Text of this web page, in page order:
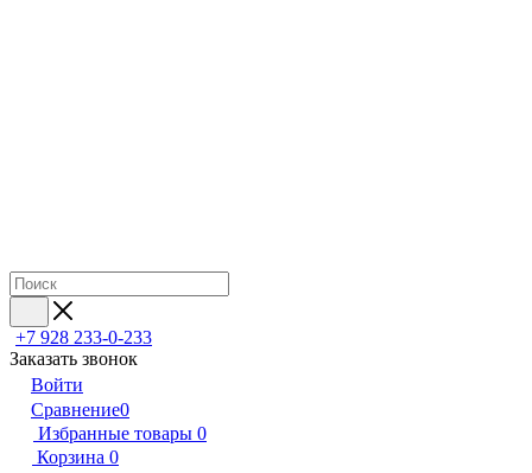
+7 928 233-0-233
Заказать звонок
Войти
Сравнение0
Избранные товары 0
Корзина 0